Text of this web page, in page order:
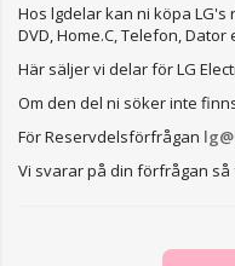
Hos lgdelar kan ni köpa
DVD, Home.C, Telefon, Dator
Här säljer vi delar för LG
Om den del ni söker inte
För Reservdelsförfrågan
Vi svarar på din förfrågan så